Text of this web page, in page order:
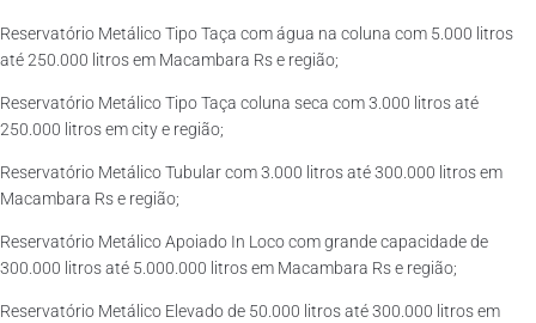
Reservatório Metálico Tipo Taça com água na coluna com 5.000 litros
até 250.000 litros em Macambara Rs e região;
Reservatório Metálico Tipo Taça coluna seca com 3.000 litros até
250.000 litros em city e região;
Reservatório Metálico Tubular com 3.000 litros até 300.000 litros em
Macambara Rs e região;
Reservatório Metálico Apoiado In Loco com grande capacidade de
300.000 litros até 5.000.000 litros em Macambara Rs e região;
Reservatório Metálico Elevado de 50.000 litros até 300.000 litros em